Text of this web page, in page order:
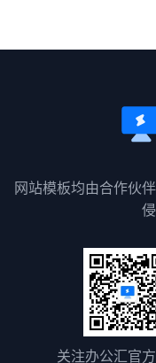
网站模板均由合作伙
关注办公汇官